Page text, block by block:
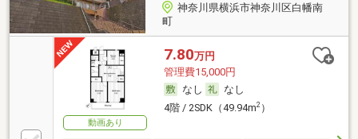
神奈川県横浜市神奈川区白幡南
町
動画あり
7.80万円
管理費15,000円
なし
なし
4階 / 2SDK（49.94m2）